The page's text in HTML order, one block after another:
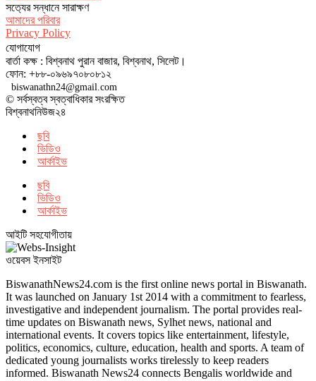
সত‌্যের সন্ধানে সারাক্ষণ
আমাদের পরিবার
Privacy Policy
যোগাযোগ
বার্তা কক্ষ : বিশ্বনাথ পুরান বাজার, বিশ্বনাথ, সিলেট।
ফোন: +৮৮-০৯৬৯৭০৮০৮১২
biswanathn24@gmail.com
© সর্বস্বত্ব স্বত্বাধিকার সংরক্ষিত
বিশ্বনাথনিউজ২৪
ছবি
ভিডিও
আর্কাইভ
ছবি
ভিডিও
আর্কাইভ
আইটি সহযোগীতায়
ওয়েবস ইনসাইট
BiswanathNews24.com is the first online news portal in Biswanath.
It was launched on January 1st 2014 with a commitment to fearless,
investigative and independent journalism. The portal provides real-
time updates on Biswanath news, Sylhet news, national and
international events. It covers topics like entertainment, lifestyle,
politics, economics, culture, education, health and sports. A team of
dedicated young journalists works tirelessly to keep readers
informed. Biswanath News24 connects Bengalis worldwide and